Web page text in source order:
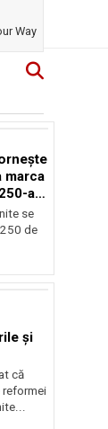
Way
marca
a
se
de
și
că
reformei